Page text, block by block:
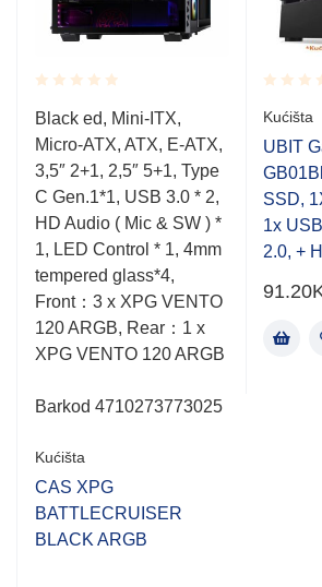
Rated
0.001
out
of
5
Black ed, Mini-ITX,
Micro-ATX, ATX, E-ATX,
3,5″ 2+1, 2,5″ 5+1, Type
C Gen.1*1, USB 3.0 * 2,
HD Audio ( Mic & SW ) *
1, LED Control * 1, 4mm
tempered glass*4,
Front：3 x XPG VENTO
120 ARGB, Rear：1 x
XPG VENTO 120 ARGB
Barkod 4710273773025
Kućišta
CAS XPG
BATTLECRUISER
BLACK ARGB
Rated
0.001
out
of
5
Kućišta
UBIT
SSD,
1x
2.0, +
91.20